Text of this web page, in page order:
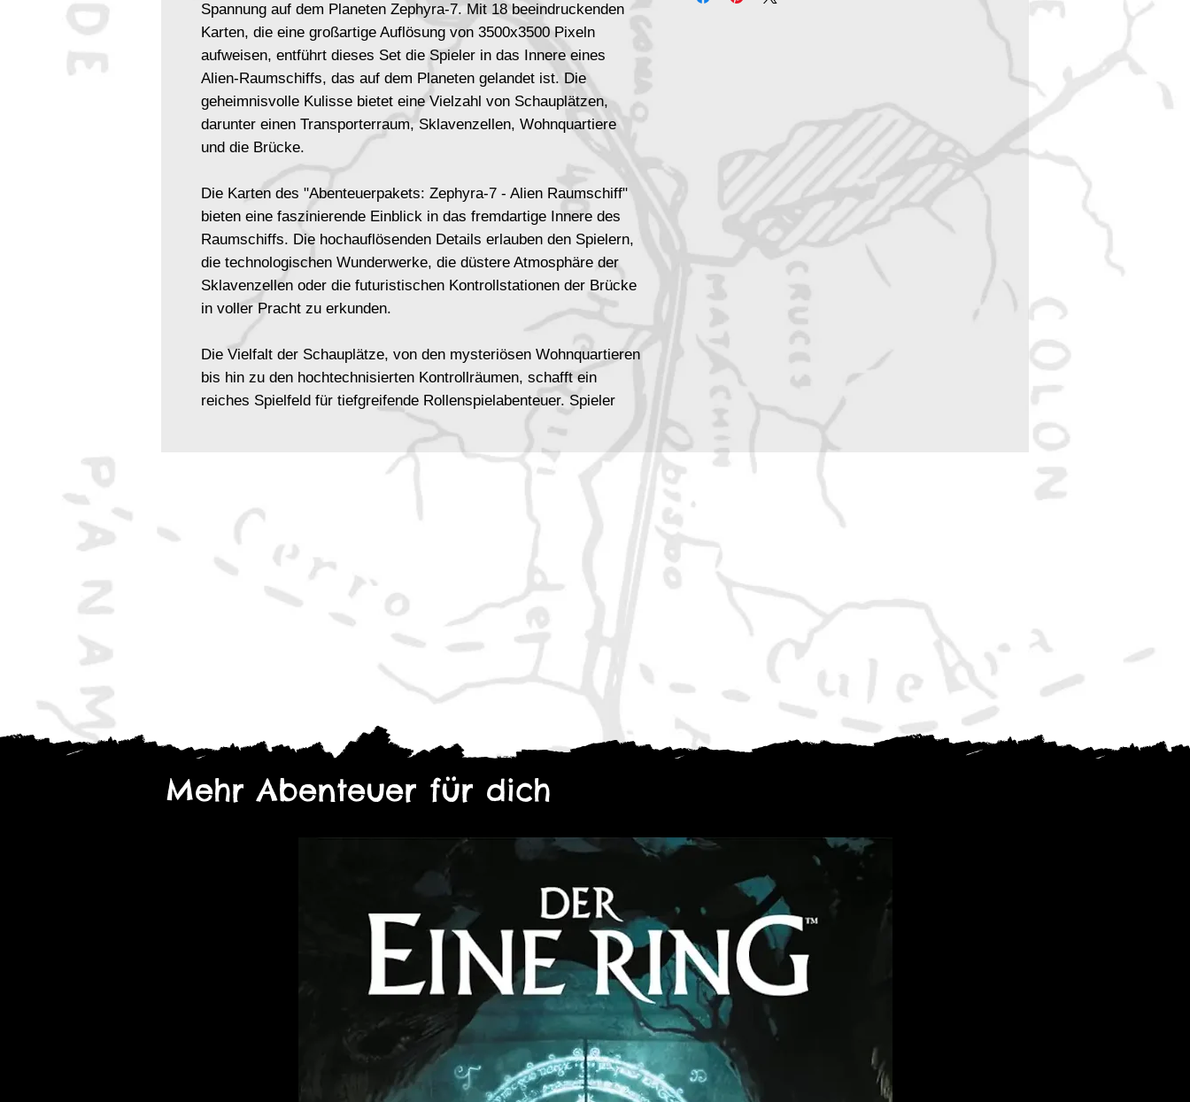
Spannung auf dem Planeten Zephyra-7. Mit 18 beeindruckenden
Karten, die eine großartige Auflösung von 3500x3500 Pixeln
aufweisen, entführt dieses Set die Spieler in das Innere eines
Alien-Raumschiffs, das auf dem Planeten gelandet ist. Die
geheimnisvolle Kulisse bietet eine Vielzahl von Schauplätzen,
darunter einen Transporterraum, Sklavenzellen, Wohnquartiere
und die Brücke.
Die Karten des "Abenteuerpakets: Zephyra-7 - Alien Raumschiff"
bieten eine faszinierende Einblick in das fremdartige Innere des
Raumschiffs. Die hochauflösenden Details erlauben den Spielern,
die technologischen Wunderwerke, die düstere Atmosphäre der
Sklavenzellen oder die futuristischen Kontrollstationen der Brücke
in voller Pracht zu erkunden.
Die Vielfalt der Schauplätze, von den mysteriösen Wohnquartieren
bis hin zu den hochtechnisierten Kontrollräumen, schafft ein
reiches Spielfeld für tiefgreifende Rollenspielabenteuer. Spieler
können die Geheimnisse des Alien-Raumschiffs erforschen,
Begegnungen mit außerirdischen Wesen haben und die
Herausforderungen meistern, die diese exotische Umgebung
Das "Abenteuerpaket: Zephyra-7 - Alien Raumschiff" eröffnet eine
Welt voller Rätsel und Potenzial für spannende Erzählungen. Die
hochauflösenden Karten verleihen dem Rollenspiel eine visuelle
Tiefe und bieten eine reichhaltige Kulisse, um das Mysterium und
die Spannung des außerirdischen Lebens auf dem Planeten
Mehr Abenteuer für dich